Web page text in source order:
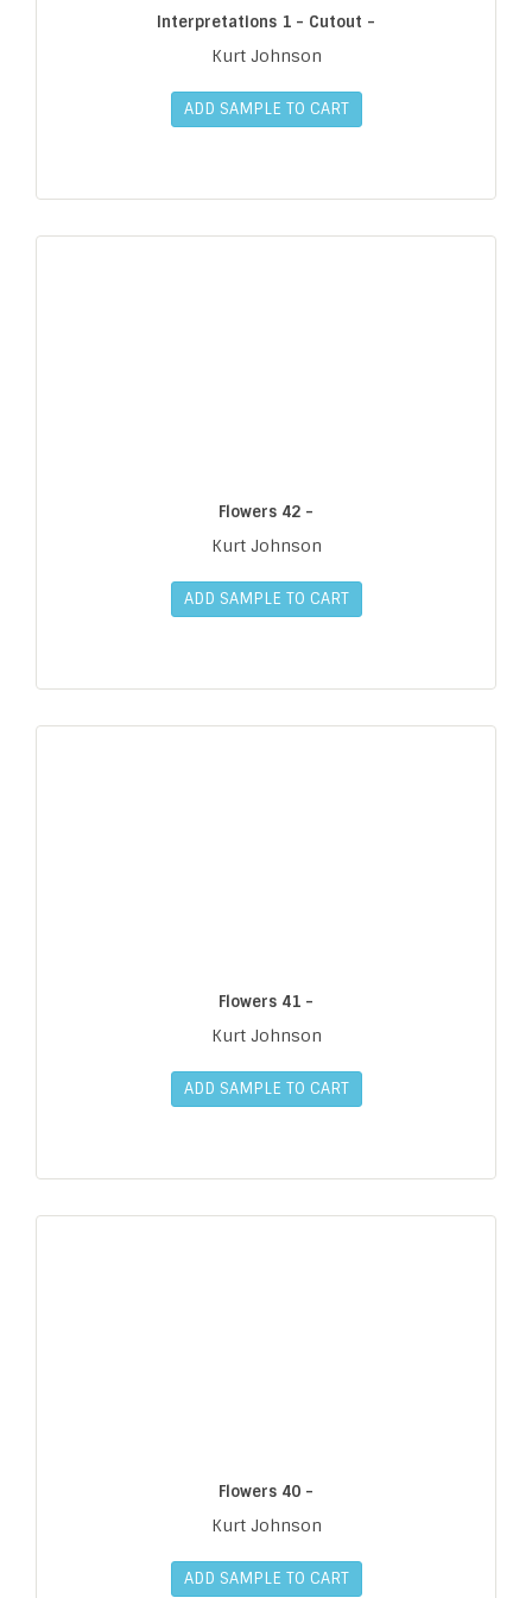
Interpretations 1 - Cutout -
Kurt Johnson
ADD SAMPLE TO CART
Flowers 42 -
Kurt Johnson
ADD SAMPLE TO CART
Flowers 41 -
Kurt Johnson
ADD SAMPLE TO CART
Flowers 40 -
Kurt Johnson
ADD SAMPLE TO CART